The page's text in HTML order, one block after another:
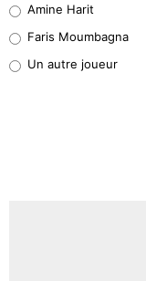
1%
9%
Amine Harit
Faris Moumbagna
Un autre joueur